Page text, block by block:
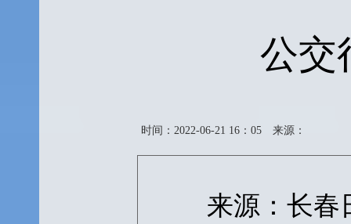
公交
时间：2022-06-21 16：05 来源：
来源：长春